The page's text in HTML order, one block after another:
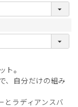
ト。
、自分だけの組み
とラディアンスバ